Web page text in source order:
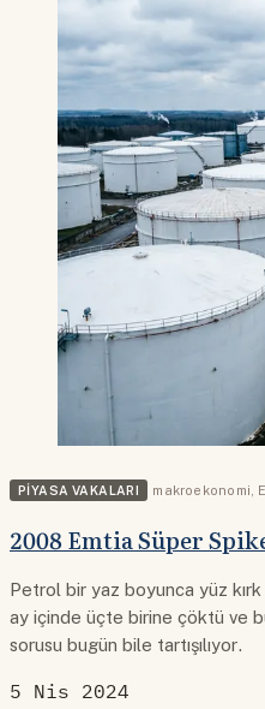
PIYASA VAKALARI makroekonomi,
2008 Emtia Süper
Petrol bir yaz boyunca yüz
ay içinde üçte birine çöktü ve
sorusu bugün bile tartışılıyor.
5 Nis 2024